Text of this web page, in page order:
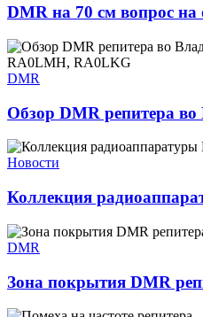
DMR на 70 см вопрос на
DMR
Обзор DMR репитера
Новости
Коллекция
DMR
Зона покрытия DMR